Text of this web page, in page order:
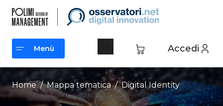
contenuto
Accedi
Menù
Menù
Home / Mappa tematica /Digital Identity